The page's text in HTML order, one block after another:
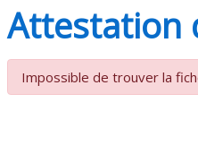
Attestation
Impossible de trouver la